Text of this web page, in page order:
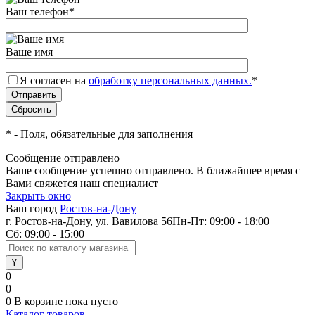
Ваш телефон*
Ваше имя
Я согласен на обработку персональных данных.*
* - Поля, обязательные для заполнения
Сообщение отправлено
Ваше сообщение успешно отправлено. В ближайшее время с
Вами свяжется наш специалист
Закрыть окно
Ваш город Ростов-на-Дону
г. Ростов-на-Дону, ул. Вавилова 56Пн-Пт: 09:00 - 18:00
Сб: 09:00 - 15:00
0
0
0 В корзине пока пусто